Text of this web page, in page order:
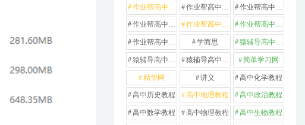
作业帮高中地理 作业帮高中政治 作业帮高中数学
作业帮高中物理 作业帮高中生物 作业帮高中英语
作业帮高中语文 学而思 猿辅导高中数学
猿辅导高中物理 猿辅导高中英语 简单学习网
精华网 讲义 高中化学教程
高中历史教程 高中地理教程 高中政治教程
高中数学教程 高中物理教程 高中生物教程